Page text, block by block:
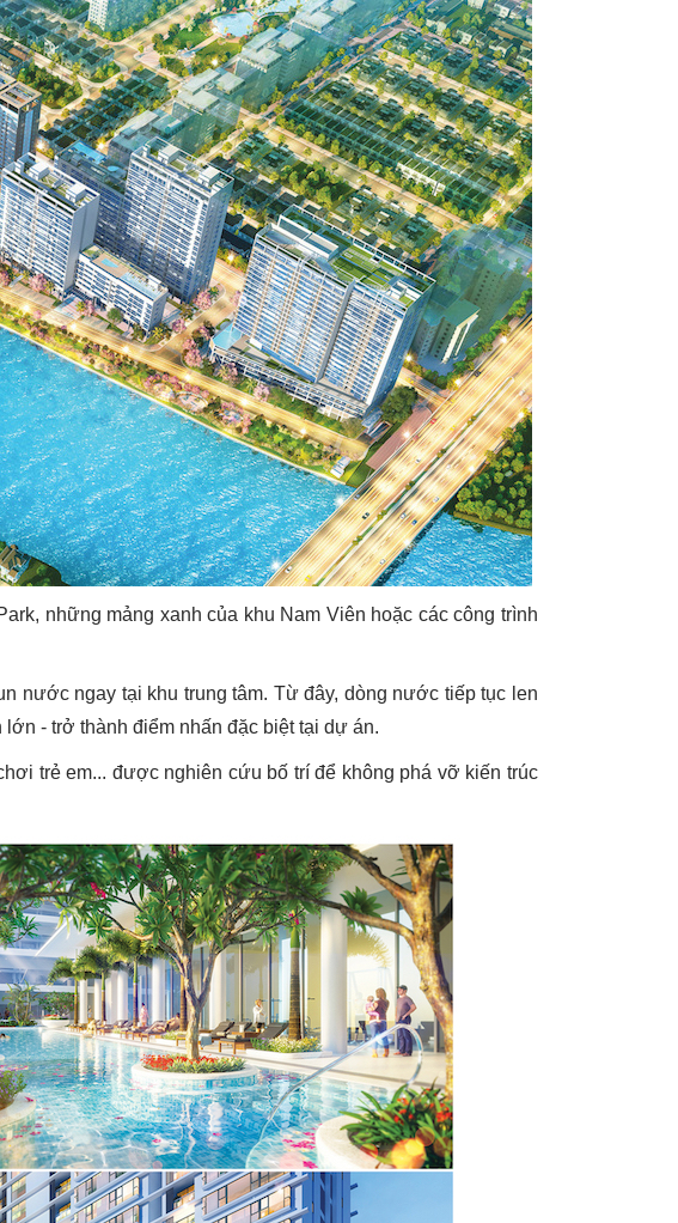
những mảng xanh của khu Nam Viên hoặc các công trình
nước ngay tại khu trung tâm. Từ đây, dòng nước tiếp tục len
- trở thành điểm nhấn đặc biệt tại dự án.
trẻ em... được nghiên cứu bố trí để không phá vỡ kiến trúc